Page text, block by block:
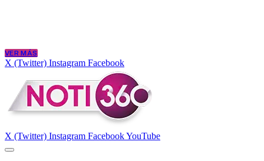
VER MÁS
X (Twitter) Instagram Facebook
X (Twitter) Instagram FacebookYouTube